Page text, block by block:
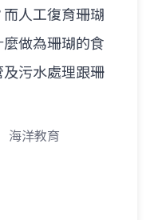
人工復育珊瑚
做為珊瑚的食
污水處理跟珊
海洋教育